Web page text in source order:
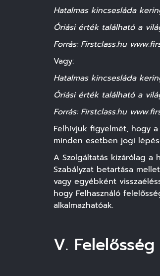
Hatalmas kincsesláda
Óriási érték található a
Forrás: Firstclass.hu
Vagy:
Hatalmas kincsesláda
Óriási érték található a
Forrás: Firstclass.hu
Felhívjuk figyelmét, hogy
minden esetben jogi
A Szolgáltatás kizárólag a
Szabályzat betartása
vagy egyébként
hogy Felhasználó
alkalmazhatóak.
V. Felelősség